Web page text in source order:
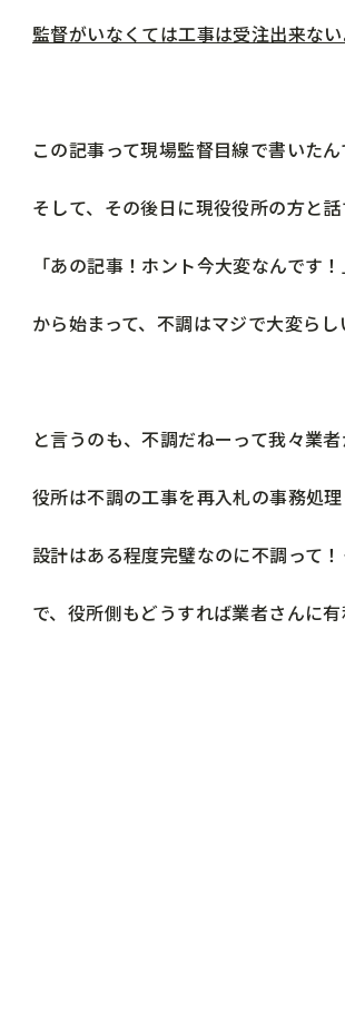
監督がいなくては工事は受注出来ない
この記事って現場監督目線で書いたん
そして、その後日に現役役所の方と話
「あの記事！ホント今大変なんです！
から始まって、不調はマジで大変らし
と言うのも、不調だねーって我々業
役所は不調の工事を再入札の事務処
設計はある程度完璧なのに不調って！
で、役所側もどうすれば業者さんに